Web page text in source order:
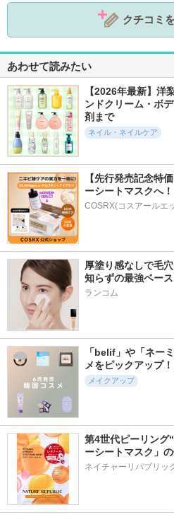
クチコミ
あわせて読みたい
【2026年最新】洋
ンドクリーム・ボ
剤まで
ネイル・ネイルケア
【先行発売記念特
ーシートマスクへ！
COSRX(コスアールエ
厚塗り感なしで毛
知らずの最強ベー
ランコム
「belif」や「ネー
メをピックアップ！
メイクアップ
第4世代ピーリング
ーシートマスク」
ネイチャーリパブリッ